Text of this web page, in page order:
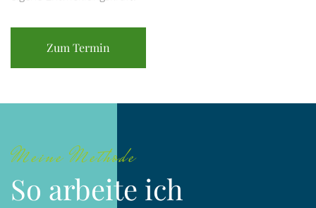
Zum Termin
Meine Methode
So arbeite ich